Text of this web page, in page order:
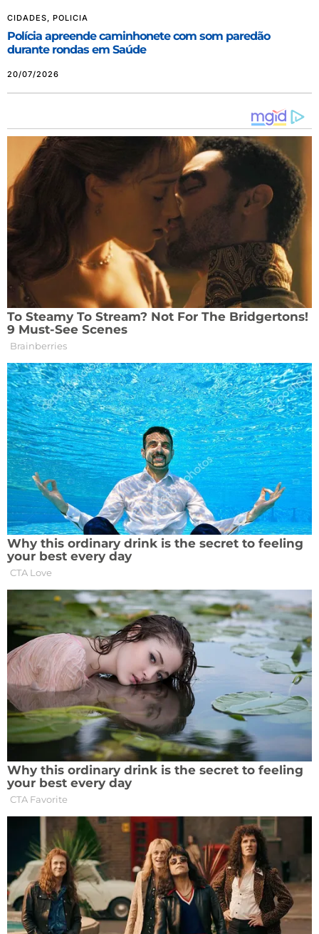
CIDADES, POLICIA
Polícia apreende caminhonete com som paredão
durante rondas em Saúde
20/07/2026